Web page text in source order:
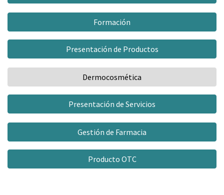
Formación
Presentación de Productos
Dermocosmética
Presentación de Servicios
Gestión de Farmacia
Producto OTC